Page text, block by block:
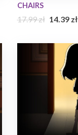
CHAIRS
17.99 zł 14.39 zł